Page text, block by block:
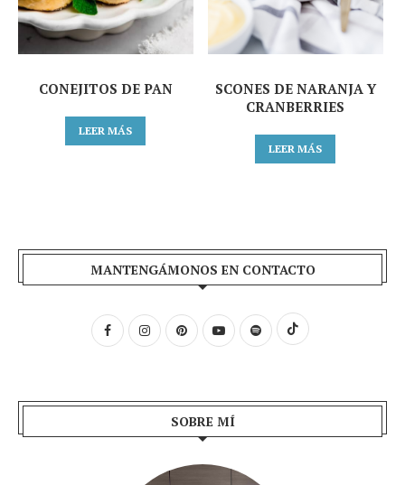
CONEJITOS DE PAN
LEER MÁS
SCONES DE NARANJA Y
CRANBERRIES
LEER MÁS
MANTENGÁMONOS EN CONTACTO
SOBRE MÍ